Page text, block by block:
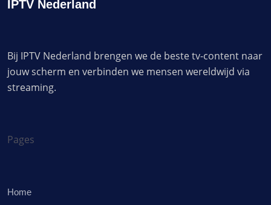
IPTV Nederland
Bij IPTV Nederland brengen we de beste tv-content naar
jouw scherm en verbinden we mensen wereldwijd via
streaming.
Pages
Home